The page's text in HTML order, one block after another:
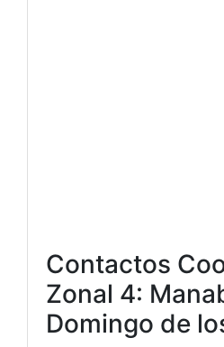
Contactos
Zonal 4:
Domingo de